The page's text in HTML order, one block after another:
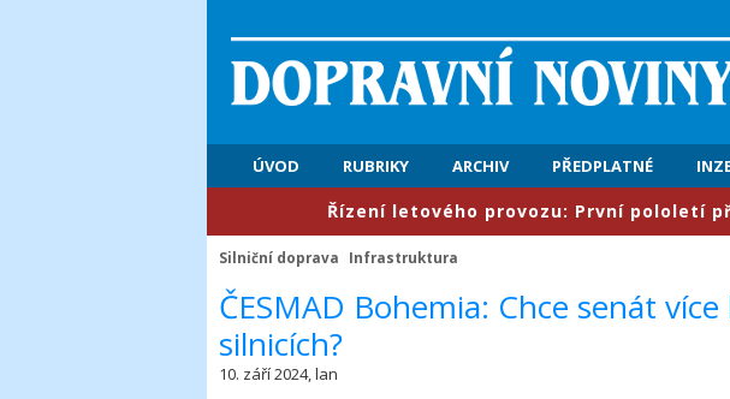
ÚVOD RUBRIKY ARCHIV PŘEDPLATNÉ
​Řízení letového provozu: První pololetí
Silniční doprava Infrastruktura
​ČESMAD Bohemia: Chce senát
silnicích?
10. září 2024, lan